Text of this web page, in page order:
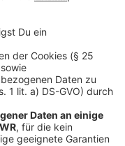
Consent
Sängerin